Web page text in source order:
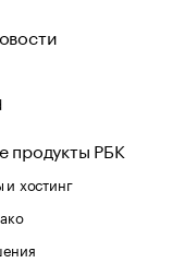
продукты РБК
хостинг